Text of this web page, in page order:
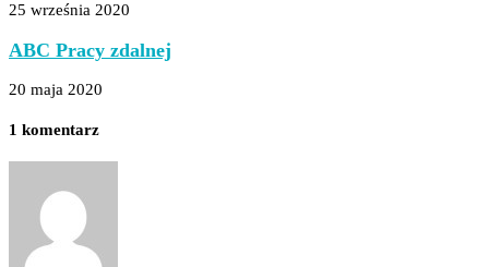
25 września 2020
ABC Pracy zdalnej
20 maja 2020
1 komentarz